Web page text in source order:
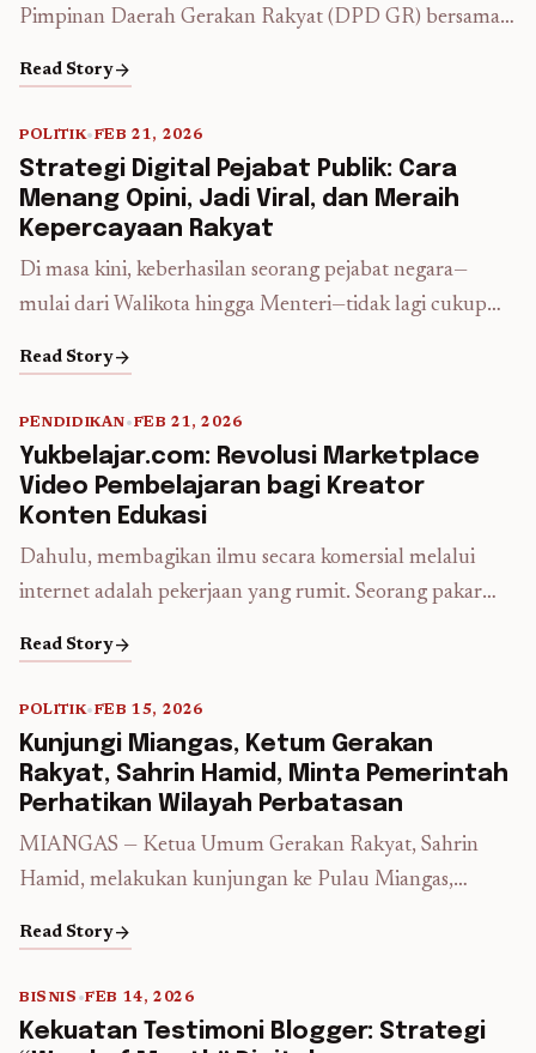
Pimpinan Daerah Gerakan Rakyat (DPD GR) bersama
kepedulian nyata terhadap masyarakat melalui aksi
ini menggelar pembagian takjil gratis kepada para
pengguna jalan di jalur protokol kota. Kegiatan ini
bukan sekadar pemberian makanan untuk berbuka
puasa, tetapi ...Read more
Read Storyarrow_forward
5 min read
POLITIK•FEB 21, 2026
Strategi Digital Pejabat Publik: Cara
Menang Opini, Jadi Viral, dan Meraih
Kepercayaan Rakyat
Di masa kini, keberhasilan seorang pejabat negara—
mulai dari Walikota hingga Menteri—tidak lagi cukup
smartphone, penilaian publik berpindah ke layar digital.
sosial namun sepi interaksi, publik akan menganggap
pejabat tersebut tidak populer atau kinerjanya tidak
dirasakan. Namun, promosi di media ...
Read Storyarrow_forward
5 min read
PENDIDIKAN•FEB 21, 2026
Yukbelajar.com: Revolusi Marketplace
Video Pembelajaran bagi Kreator
Konten Edukasi
Dahulu, membagikan ilmu secara komersial melalui
internet adalah pekerjaan yang rumit. Seorang pakar
menjual video tutorialnya harus menghadapi tembok
menyewa server, mengatur sistem pembayaran
(payment gateway), hingga memastikan keamanan video
agar tidak mudah dibajak. Namun, lanskap edukasi
digital Indonesia kini ...Read more
Read Storyarrow_forward
POLITIK•FEB 15, 2026
Kunjungi Miangas, Ketum Gerakan
Rakyat, Sahrin Hamid, Minta Pemerintah
Perhatikan Wilayah Perbatasan
MIANGAS — Ketua Umum Gerakan Rakyat, Sahrin
Hamid, melakukan kunjungan ke Pulau Miangas,
(14/2/2026), untuk melihat langsung kondisi wilayah
kunjungan tersebut, Sahrin menyoroti kondisi sejumlah
Read Storyarrow_forward
5 min read
BISNIS •FEB 14, 2026
Kekuatan Testimoni Blogger: Strategi